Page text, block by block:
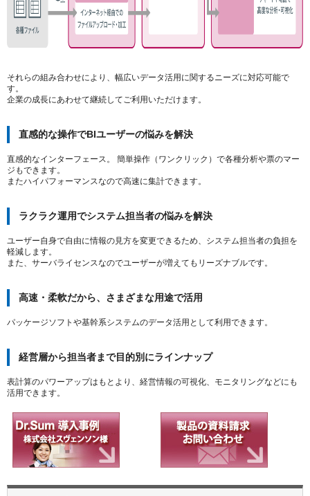
それらの組み合わせにより、幅広いデータ活用に関するニーズに対応可能で
す。
企業の成長にあわせて継続してご利用いただけます。
直感的な操作でBIユーザーの悩みを解決
直感的なインターフェース。 簡単操作（ワンクリック）で各種分析や票のマー
ジもできます。
またハイパフォーマンスなので高速に集計できます。
ラクラク運用でシステム担当者の悩みを解決
ユーザー自身で自由に情報の見方を変更できるため、システム担当者の負担を
軽減します。
また、サーバライセンスなのでユーザーが増えてもリーズナブルです。
高速・柔軟だから、さまざまな用途で活用
パッケージソフトや基幹系システムのデータ活用として利用できます。
経営層から担当者まで目的別にラインナップ
表計算のパワーアップはもとより、経営情報の可視化、モニタリングなどにも
活用できます。